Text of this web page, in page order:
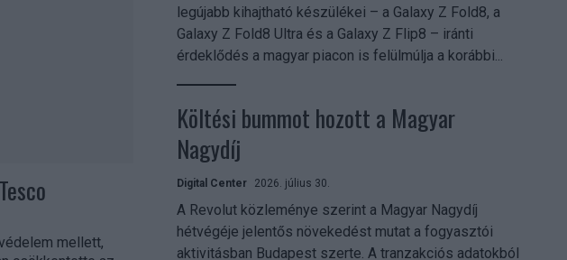
mellett,
legújabb kihajtható készülékei – a Galaxy Z Fold8, a
Galaxy Z Fold8 Ultra és a Galaxy Z Flip8 – iránti
érdeklődés a magyar piacon is felülmúlja a korábbi...
Költési bummot hozott a Magyar
Nagydíj
Digital Center 2026. július 30.
A Revolut közleménye szerint a Magyar Nagydíj
hétvégéje jelentős növekedést mutat a fogyasztói
aktivitásban Budapest szerte. A tranzakciós adatokból